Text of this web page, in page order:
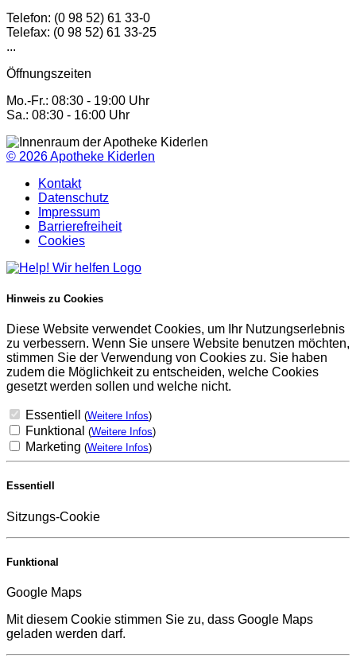
Telefon: (0 98 52) 61 33-0
Telefax: (0 98 52) 61 33-25
...
Öffnungszeiten
Mo.-Fr.: 08:30 - 19:00 Uhr
Sa.: 08:30 - 16:00 Uhr
© 2026Apotheke Kiderlen
Kontakt
Datenschutz
Impressum
Barrierefreiheit
Cookies
Hinweis zu Cookies
Diese Website verwendet Cookies, um Ihr Nutzungserlebnis
zu verbessern. Wenn Sie unsere Website benutzen möchten,
stimmen Sie der Verwendung von Cookies zu. Sie haben
zudem die Möglichkeit zu entscheiden, welche Cookies
gesetzt werden sollen und welche nicht.
Essentiell (Weitere Infos)
Funktional (Weitere Infos)
Marketing (Weitere Infos)
Essentiell
Sitzungs-Cookie
Funktional
Google Maps
Mit diesem Cookie stimmen Sie zu, dass Google Maps
geladen werden darf.